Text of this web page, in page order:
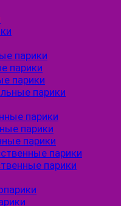
парики
парики
парики
парики
парики
парики
парики
парики
парики